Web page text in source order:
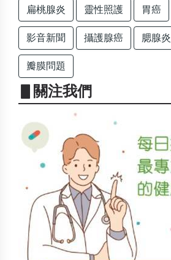
扁桃腺炎 靈性照護 胃癌
影音新聞 攝護腺癌 腮腺炎
瓣膜問題
▋關注我們